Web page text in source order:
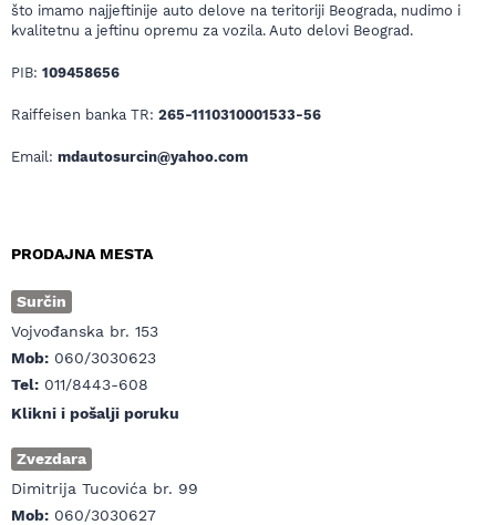
što imamo najjeftinije auto delove na teritoriji Beograda, nudimo i
kvalitetnu a jeftinu opremu za vozila. Auto delovi Beograd.
PIB: 109458656
Raiffeisen banka TR: 265-1110310001533-56
Email: mdautosurcin@yahoo.com
PRODAJNA MESTA
Surčin
Vojvođanska br. 153
Mob: 060/3030623
Tel: 011/8443-608
Klikni i pošalji poruku
Zvezdara
Dimitrija Tucovića br. 99
Mob: 060/3030627